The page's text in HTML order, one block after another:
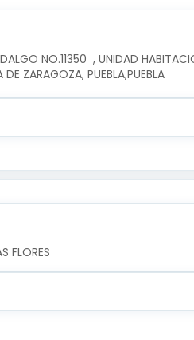
NO.11350  , UNIDAD
ZARAGOZA, PUEBLA,PUEBLA
FLORES